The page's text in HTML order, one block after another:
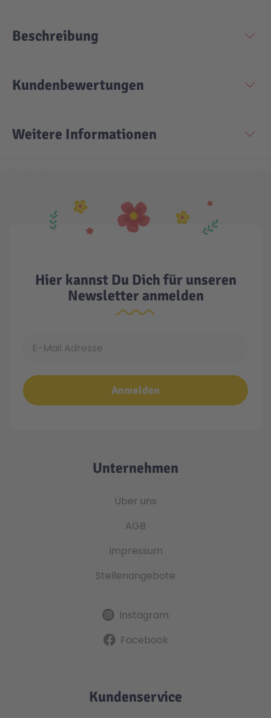
Beschreibung
Kundenbewertungen
Weitere Informationen
Hier kannst Du Dich für unseren
Newsletter anmelden
Anmelden
Unternehmen
Über uns
AGB
Impressum
Stellenangebote
Instagram
Facebook
Kundenservice